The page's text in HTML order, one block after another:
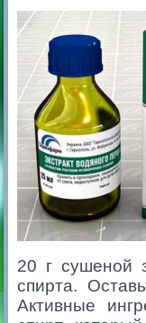
20 г сушеной
спирта.
Активные